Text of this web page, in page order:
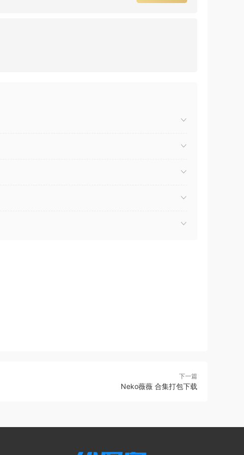
下一篇
Neko薇薇 合集打包下载